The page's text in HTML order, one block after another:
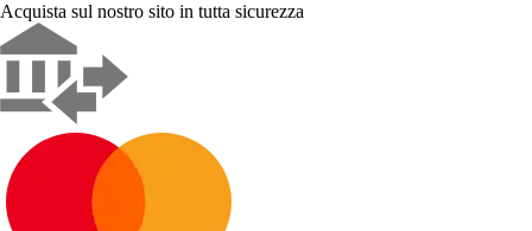
Acquista sul nostro sito in tutta sicurezza